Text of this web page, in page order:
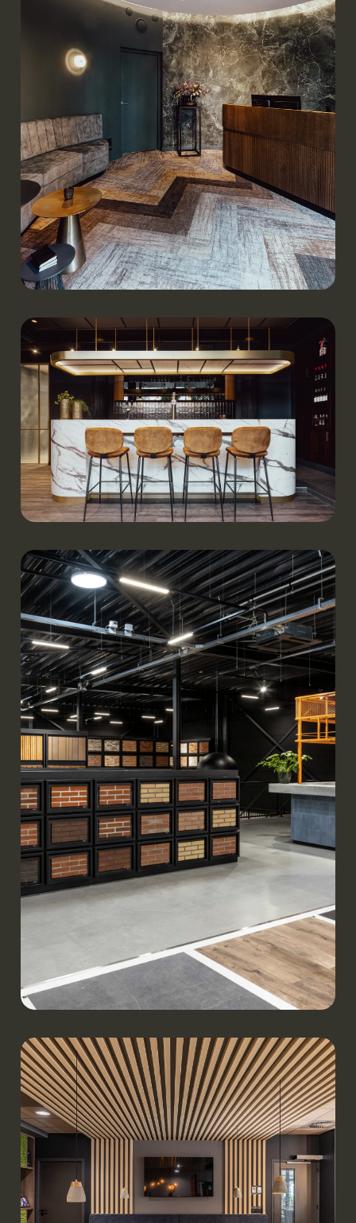
Werken.
Hoofdkantoor ’t Zusje | Uden
Werken.
Hoofdkantoor ’t Zusje | Uden
Werken.
Showroom KOMBI Bouwmaterialen | Uden